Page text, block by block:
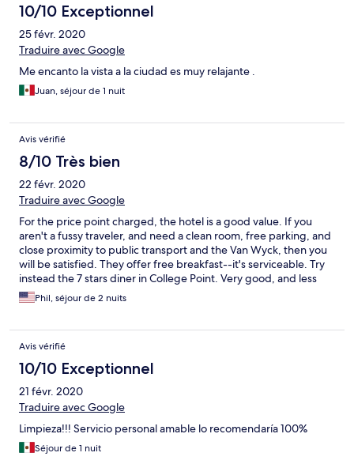
10/10 Exceptionnel
25 févr. 2020
Traduire avec Google
Me encanto la vista a la ciudad es muy relajante .
Juan, séjour de 1 nuit
Avis vérifié
8/10 Très bien
22 févr. 2020
Traduire avec Google
For the price point charged, the hotel is a good value. If you
aren't a fussy traveler, and need a clean room, free parking, and
close proximity to public transport and the Van Wyck, then you
will be satisfied. They offer free breakfast--it's serviceable. Try
instead the 7 stars diner in College Point. Very good, and less
than 5 minutes away.
Phil, séjour de 2 nuits
Avis vérifié
10/10 Exceptionnel
21 févr. 2020
Traduire avec Google
Limpieza!!! Servicio personal amable lo recomendaría 100%
Séjour de 1 nuit